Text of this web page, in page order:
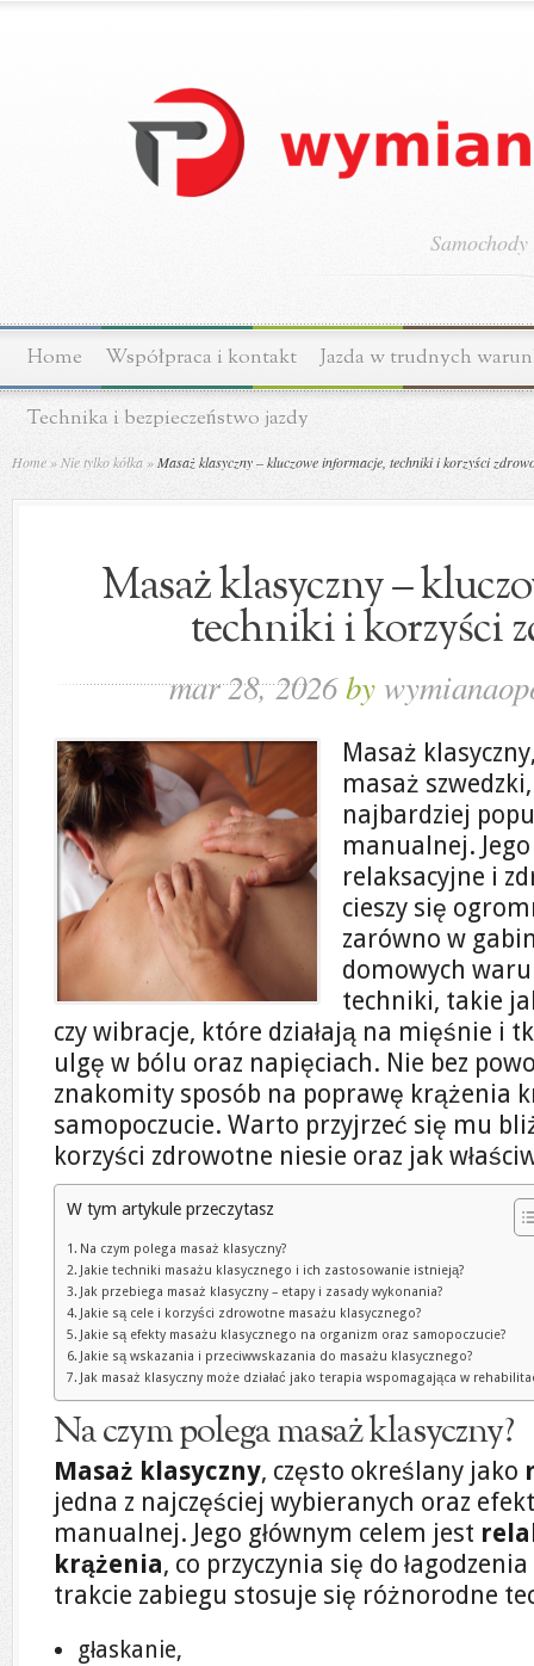
Home Współpraca i kontakt Jazda w trudnych
Technika i bezpieczeństwo jazdy
Home » Nie tylko kółka »Masaż klasyczny – kluczowe informacje, techniki i korzyści
Masaż klasyczny –
techniki i korzyści
mar 28, 2026by
Masaż
masaż
najbardziej
manualnej.
relaksacyjne i
cieszy się
zarówno w
domowych
techniki, takie
czy wibracje, które działają na mięśnie i
ulgę w bólu oraz napięciach. Nie bez
znakomity sposób na poprawę krążenia
samopoczucie. Warto przyjrzeć się mu
korzyści zdrowotne niesie oraz jak
W tym artykule przeczytasz
Na czym polega masaż klasyczny?
Jakie techniki masażu klasycznego i ich zastosowanie istnieją?
Jak przebiega masaż klasyczny – etapy i zasady wykonania?
Jakie są cele i korzyści zdrowotne masażu klasycznego?
Jakie są efekty masażu klasycznego na organizm oraz samopoczucie?
Jakie są wskazania i przeciwwskazania do masażu klasycznego?
Jak masaż klasyczny może działać jako terapia wspomagająca w
Na czym polega masaż klasyczny?
Masaż klasyczny, często określany jako
jedna z najczęściej wybieranych oraz
manualnej. Jego głównym celem jest
krążenia, co przyczynia się do
trakcie zabiegu stosuje się różnorodne
głaskanie,